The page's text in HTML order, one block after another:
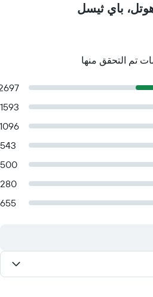
باي ثيسل
1593
1096
543
500
280
655